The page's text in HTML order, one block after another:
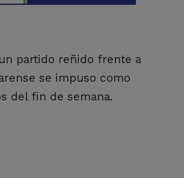
partido reñido frente a
se impuso como
del fin de semana.